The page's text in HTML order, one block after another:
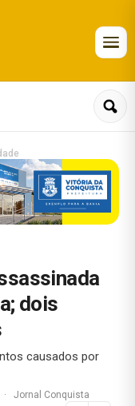
dois
causados por
· Jornal Conquista